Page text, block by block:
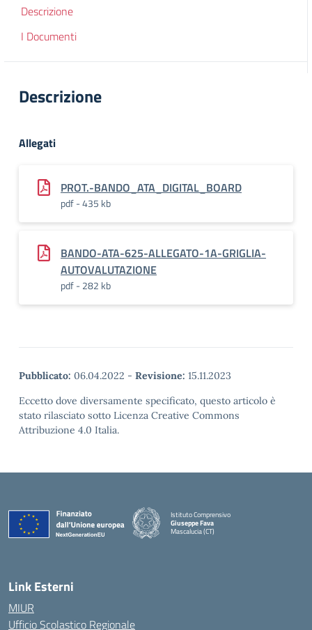
Descrizione
I Documenti
Descrizione
Allegati
PROT.-BANDO_ATA_DIGITAL_BOARD
pdf - 435 kb
BANDO-ATA-625-ALLEGATO-1A-GRIGLIA-
AUTOVALUTAZIONE
pdf - 282 kb
Pubblicato: 06.04.2022 - Revisione: 15.11.2023
Eccetto dove diversamente specificato, questo articolo è
stato rilasciato sotto Licenza Creative Commons
Attribuzione 4.0 Italia.
Istituto Comprensivo
Giuseppe Fava
Mascalucia (CT)
Link Esterni
MIUR
Ufficio Scolastico Regionale